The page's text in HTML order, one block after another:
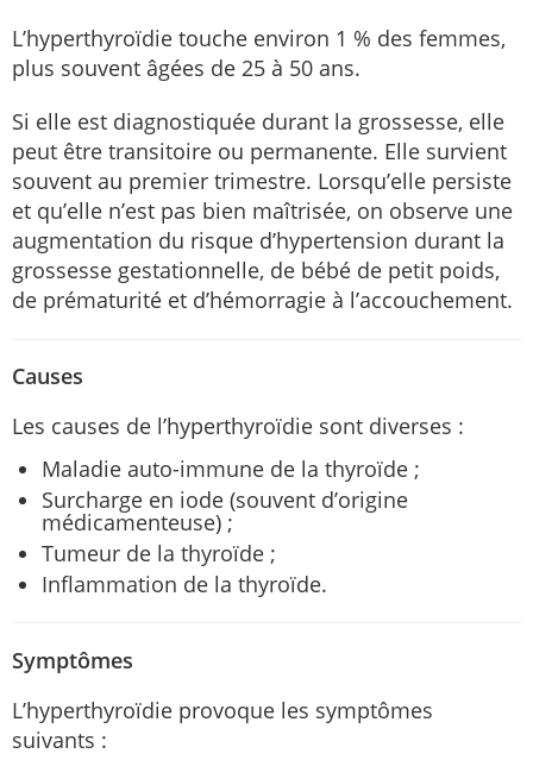
L’hyperthyroïdie touche environ 1 % des femmes,
plus souvent âgées de 25 à 50 ans.
Si elle est diagnostiquée durant la grossesse, elle
peut être transitoire ou permanente. Elle survient
souvent au premier trimestre. Lorsqu’elle persiste
et qu’elle n’est pas bien maîtrisée, on observe une
augmentation du risque d’hypertension durant la
grossesse gestationnelle, de bébé de petit poids,
de prématurité et d’hémorragie à l’accouchement.
Causes
Les causes de l’hyperthyroïdie sont diverses :
Maladie auto-immune de la thyroïde ;
Surcharge en iode (souvent d’origine
médicamenteuse) ;
Tumeur de la thyroïde ;
Inflammation de la thyroïde.
Symptômes
L’hyperthyroïdie provoque les symptômes
suivants :